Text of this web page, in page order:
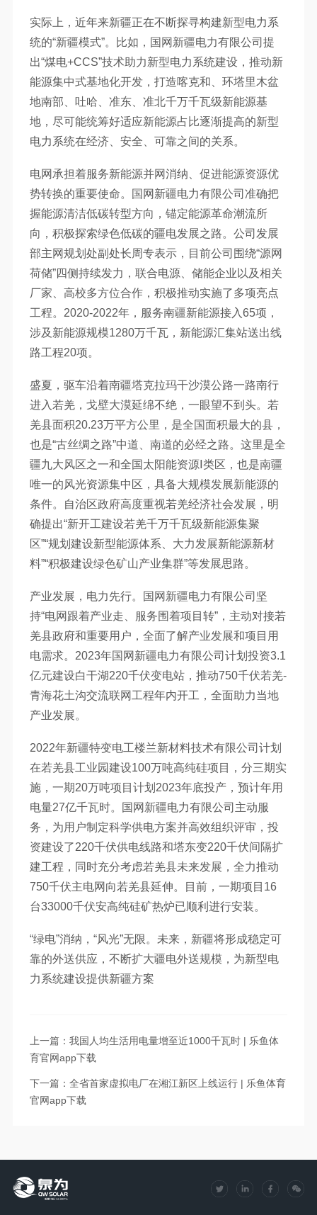
实际上，近年来新疆正在不断探寻构建新型电力系
统的“新疆模式”。比如，国网新疆电力有限公司提
出“煤电+CCS”技术助力新型电力系统建设，推动新
能源集中式基地化开发，打造喀克和、环塔里木盆
地南部、吐哈、准东、准北千万千瓦级新能源基
地，尽可能统筹好适应新能源占比逐渐提高的新型
电力系统在经济、安全、可靠之间的关系。
电网承担着服务新能源并网消纳、促进能源资源优
势转换的重要使命。国网新疆电力有限公司准确把
握能源清洁低碳转型方向，锚定能源革命潮流所
向，积极探索绿色低碳的疆电发展之路。公司发展
部主网规划处副处长周专表示，目前公司围绕“源网
荷储”四侧持续发力，联合电源、储能企业以及相关
厂家、高校多方位合作，积极推动实施了多项亮点
工程。2020-2022年，服务南疆新能源接入65项，
涉及新能源规模1280万千瓦，新能源汇集站送出线
路工程20项。
盛夏，驱车沿着南疆塔克拉玛干沙漠公路一路南行
进入若羌，戈壁大漠延绵不绝，一眼望不到头。若
羌县面积20.23万平方公里，是全国面积最大的县，
也是“古丝绸之路”中道、南道的必经之路。这里是全
疆九大风区之一和全国太阳能资源Ⅰ类区，也是南疆
唯一的风光资源集中区，具备大规模发展新能源的
条件。自治区政府高度重视若羌经济社会发展，明
确提出“新开工建设若羌千万千瓦级新能源集聚
区”“规划建设新型能源体系、大力发展新能源新材
料”“积极建设绿色矿山产业集群”等发展思路。
产业发展，电力先行。国网新疆电力有限公司坚
持“电网跟着产业走、服务围着项目转”，主动对接若
羌县政府和重要用户，全面了解产业发展和项目用
电需求。2023年国网新疆电力有限公司计划投资3.1
亿元建设白干湖220千伏变电站，推动750千伏若羌-
青海花土沟交流联网工程年内开工，全面助力当地
产业发展。
2022年新疆特变电工楼兰新材料技术有限公司计划
在若羌县工业园建设100万吨高纯硅项目，分三期实
施，一期20万吨项目计划2023年底投产，预计年用
电量27亿千瓦时。国网新疆电力有限公司主动服
务，为用户制定科学供电方案并高效组织评审，投
资建设了220千伏供电线路和塔东变220千伏间隔扩
建工程，同时充分考虑若羌县未来发展，全力推动
750千伏主电网向若羌县延伸。目前，一期项目16
台33000千伏安高纯硅矿热炉已顺利进行安装。
“绿电”消纳，“风光”无限。未来，新疆将形成稳定可
靠的外送供应，不断扩大疆电外送规模，为新型电
力系统建设提供新疆方案
上一篇：我国人均生活用电量增至近1000千瓦时 | 乐鱼体
育官网app下载
下一篇：全省首家虚拟电厂在湘江新区上线运行 | 乐鱼体育
官网app下载